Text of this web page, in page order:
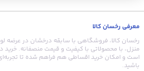
معرفی رخسان کالا
رخسان کالا، فروشگاهی با سابقه درخشان در عرضه
منزل، با محصولاتی با کیفیت و قیمت منصفانه. خرید
است و امکان خرید اقساطی هم فراهم شده تا
باشید.